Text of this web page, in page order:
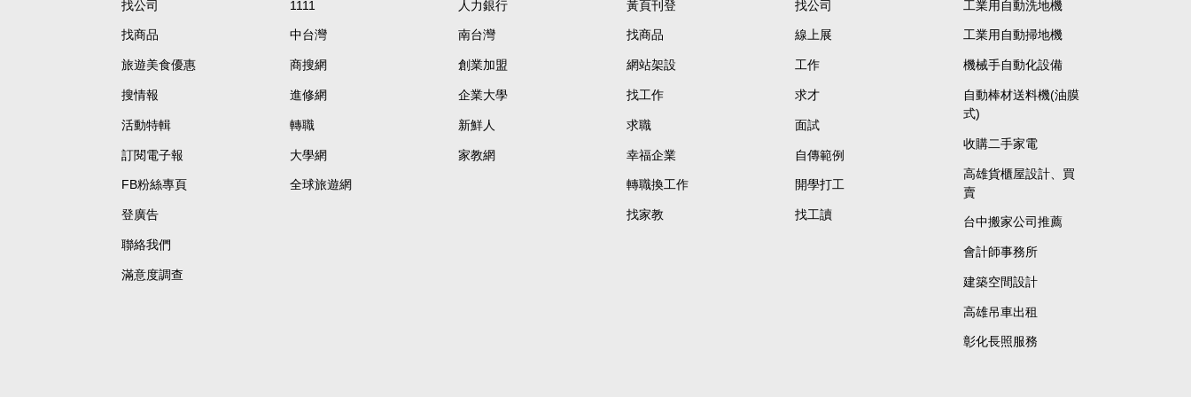
找公司
找商品
旅遊美食優惠
搜情報
活動特輯
訂閱電子報
FB粉絲專頁
登廣告
聯絡我們
滿意度調查
1111 人力銀行
中台灣 南台灣
商搜網 創業加盟
進修網 企業大學
轉職 新鮮人
大學網 家教網
全球旅遊網
黃頁刊登 找公司
找商品 線上展
網站架設 工作
找工作 求才
求職 面試
幸福企業 自傳範例
轉職換工作 開學打工
找家教 找工讀
工業用自動洗地機
工業用自動掃地機
機械手自動化設備
自動棒材送料機(油膜
式)
收購二手家電
高雄貨櫃屋設計、買
賣
台中搬家公司推薦
會計師事務所
建築空間設計
高雄吊車出租
彰化長照服務